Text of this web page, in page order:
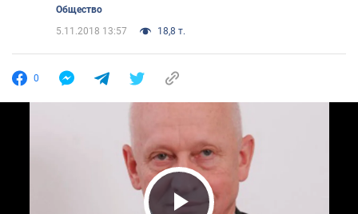
Общество
5.11.2018 13:57
18,8 т.
0